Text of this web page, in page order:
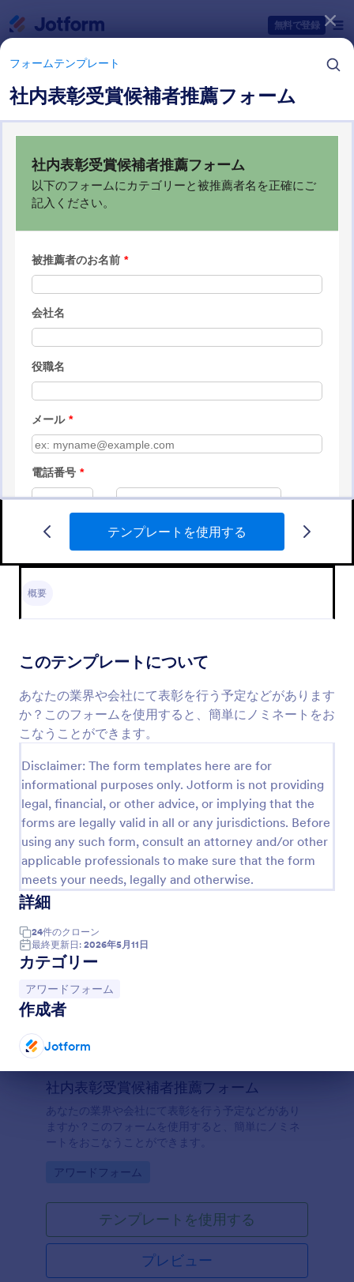
無料で登録
フォームテンプレート
社内表彰受賞候補者推薦フォーム
テンプレートを使用する
概要
このテンプレートについて
あなたの業界や会社にて表彰を行う予定などがあります
か？このフォームを使用すると、簡単にノミネートをお
こなうことができます。
Disclaimer: The form templates here are for
informational purposes only. Jotform is not providing
legal, financial, or other advice, or implying that the
forms are legally valid in all or any jurisdictions. Before
using any such form, consult an attorney and/or other
applicable professionals to make sure that the form
meets your needs, legally and otherwise.
詳細
24件のクローン
最終更新日: 2026年5月11日
カテゴリー
カテゴリーへ移動：
アワードフォーム
作成者
Jotform
フォームテンプレート
アワードフォーム
3 テンプレート
従業員表彰の推薦書フォーム
用することで、従業員の推薦を収集することができ
ートには、推薦される従業員に関する情報を提供す
るためのフィールドが設けられています。また、従
薦された候補者の業績や、チームで業務を行う際に
優れている部分を記載する箇所が設けられていま
す。あなたに合った従業員表彰の推薦書フォームを
使用して、推薦内容の収集を開始しましょう。
プレビュー
社内表彰受賞候補者推薦フォーム
あなたの業界や会社にて表彰を行う予定などがあり
ますか？このフォームを使用すると、簡単にノミネ
ートをおこなうことができます。
Go to Category:
アワードフォーム
テンプレートを使用する
プレビュー
フォームテンプレートカテゴリー